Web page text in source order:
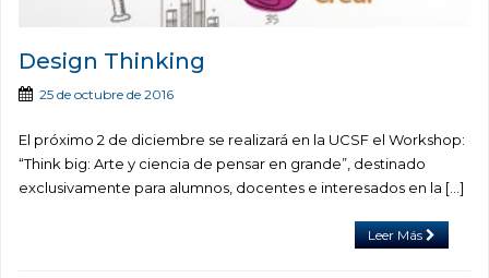
Design Thinking
25 de octubre de 2016
El próximo 2 de diciembre se realizará en la UCSF el Workshop:
“Think big: Arte y ciencia de pensar en grande”, destinado
exclusivamente para alumnos, docentes e interesados en la […]
Leer Más